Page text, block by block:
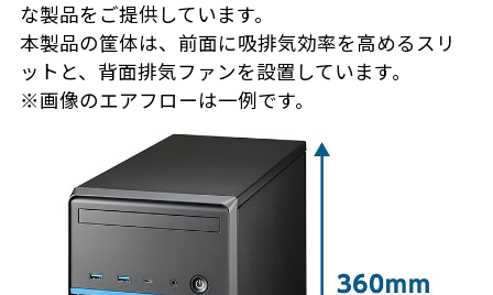
な製品をご提供しています。
本製品の筐体は、前面に吸排気効率を高めるスリ
ットと、背面排気ファンを設置しています。
※画像のエアフローは一例です。